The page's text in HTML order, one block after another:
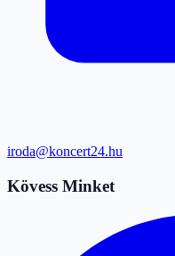
iroda@koncert24.hu
Kövess Minket